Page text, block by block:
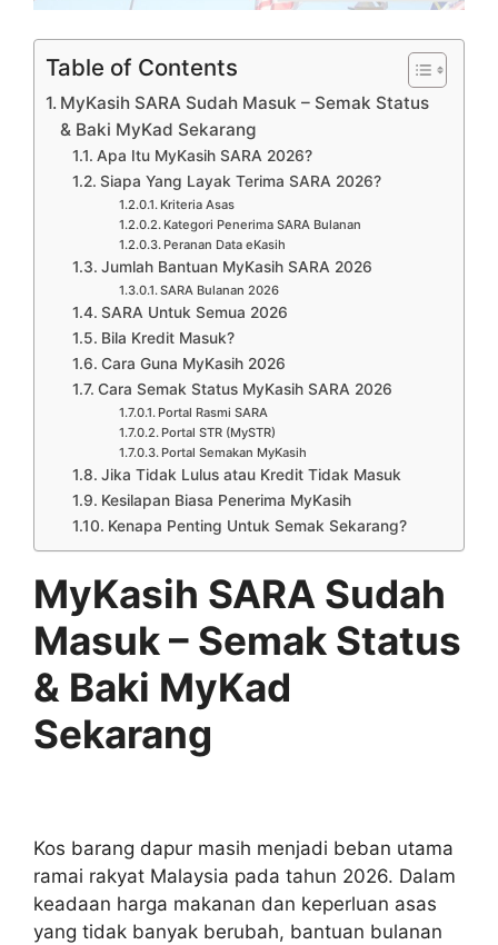
Table of Contents
MyKasih SARA Sudah Masuk – Semak Status
& Baki MyKad Sekarang
Apa Itu MyKasih SARA 2026?
Siapa Yang Layak Terima SARA 2026?
Kriteria Asas
Kategori Penerima SARA Bulanan
Peranan Data eKasih
Jumlah Bantuan MyKasih SARA 2026
SARA Bulanan 2026
SARA Untuk Semua 2026
Bila Kredit Masuk?
Cara Guna MyKasih 2026
Cara Semak Status MyKasih SARA 2026
Portal Rasmi SARA
Portal STR (MySTR)
Portal Semakan MyKasih
Jika Tidak Lulus atau Kredit Tidak Masuk
Kesilapan Biasa Penerima MyKasih
Kenapa Penting Untuk Semak Sekarang?
MyKasih SARA Sudah
Masuk – Semak Status
& Baki MyKad
Sekarang
Kos barang dapur masih menjadi beban utama
ramai rakyat Malaysia pada tahun 2026. Dalam
keadaan harga makanan dan keperluan asas
yang tidak banyak berubah, bantuan bulanan